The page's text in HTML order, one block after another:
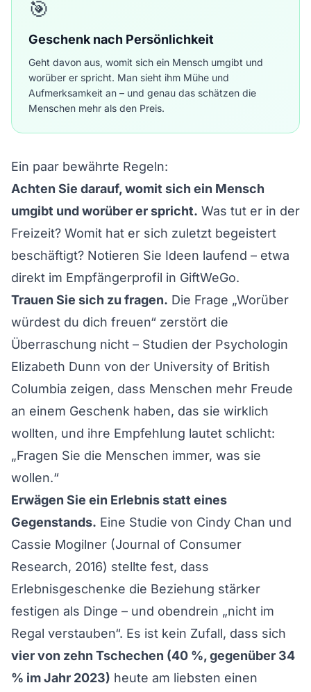
🎯
Geschenk nach Persönlichkeit
Geht davon aus, womit sich ein Mensch umgibt und
worüber er spricht. Man sieht ihm Mühe und
Aufmerksamkeit an – und genau das schätzen die
Menschen mehr als den Preis.
Ein paar bewährte Regeln:
Achten Sie darauf, womit sich ein Mensch
umgibt und worüber er spricht. Was tut er in der
Freizeit? Womit hat er sich zuletzt begeistert
beschäftigt? Notieren Sie Ideen laufend – etwa
direkt im Empfängerprofil in GiftWeGo.
Trauen Sie sich zu fragen. Die Frage „Worüber
würdest du dich freuen“ zerstört die
Überraschung nicht – Studien der Psychologin
Elizabeth Dunn von der University of British
Columbia zeigen, dass Menschen mehr Freude
an einem Geschenk haben, das sie wirklich
wollten, und ihre Empfehlung lautet schlicht:
„Fragen Sie die Menschen immer, was sie
wollen.“
Erwägen Sie ein Erlebnis statt eines
Gegenstands. Eine Studie von Cindy Chan und
Cassie Mogilner (Journal of Consumer
Research, 2016) stellte fest, dass
Erlebnisgeschenke die Beziehung stärker
festigen als Dinge – und obendrein „nicht im
Regal verstauben“. Es ist kein Zufall, dass sich
vier von zehn Tschechen (40 %, gegenüber 34
% im Jahr 2023) heute am liebsten einen